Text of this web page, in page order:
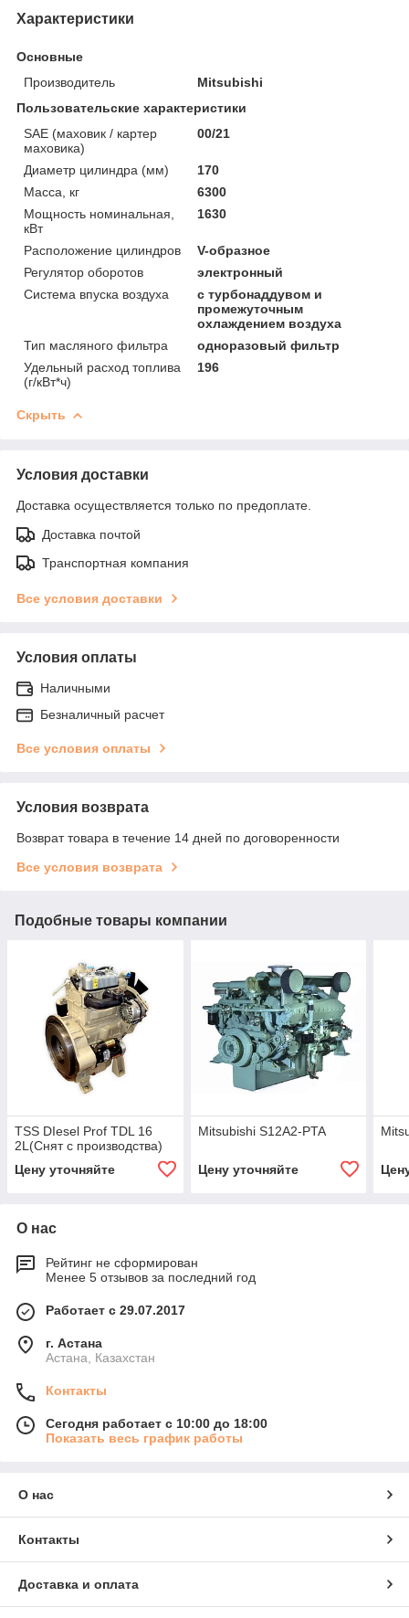
Характеристики
Основные
Производитель
Mitsubishi
Пользовательские характеристики
SAE (маховик / картер
маховика)
00/21
Диаметр цилиндра (мм)
170
Масса, кг
6300
Мощность номинальная,
кВт
1630
Расположение цилиндров
V-образное
Регулятор оборотов
электронный
Система впуска воздуха
с турбонаддувом и
промежуточным
охлаждением воздуха
Тип масляного фильтра
одноразовый фильтр
Удельный расход топлива
(г/кВт*ч)
196
Скрыть
Условия доставки
Доставка осуществляется только по предоплате.
Доставка почтой
Транспортная компания
Все условия доставки
Условия оплаты
Наличными
Безналичный расчет
Все условия оплаты
Условия возврата
Возврат товара в течение 14 дней по договоренности
Все условия возврата
Подобные товары компании
TSS DIesel Prof TDL 16
2L(Снят с производства)
Цену уточняйте
Mitsubishi S12A2-PTA
Цену уточняйте
О нас
Рейтинг не сформирован
Менее 5 отзывов за последний год
Работает с 29.07.2017
г. Астана
Астана, Казахстан
Контакты
Сегодня работает с 10:00 до 18:00
Показать весь график работы
О нас
Контакты
Доставка и оплата